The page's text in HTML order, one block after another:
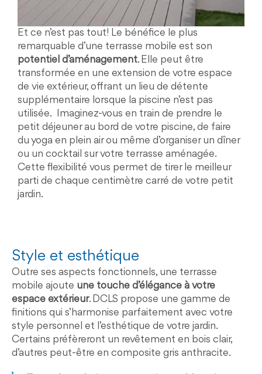
Et ce n’est pas tout! Le bénéfice le plus
remarquable d’une terrasse mobile est son
potentiel d’aménagement. Elle peut être
transformée en une extension de votre espace
de vie extérieur, offrant un lieu de détente
supplémentaire lorsque la piscine n’est pas
utilisée. Imaginez-vous en train de prendre le
petit déjeuner au bord de votre piscine, de faire
du yoga en plein air ou même d’organiser un dîner
ou un cocktail sur votre terrasse aménagée.
Cette flexibilité vous permet de tirer le meilleur
parti de chaque centimètre carré de votre petit
jardin.
Style et esthétique
Outre ses aspects fonctionnels, une terrasse
mobile ajoute une touche d’élégance à votre
espace extérieur. DCLS propose une gamme de
finitions qui s’harmonise parfaitement avec votre
style personnel et l’esthétique de votre jardin.
Certains préfèreront un revêtement en bois clair,
d’autres peut-être en composite gris anthracite.